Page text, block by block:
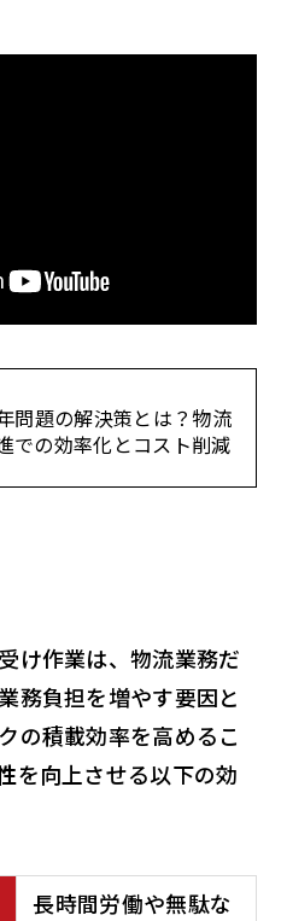
問題の解決策とは？物流
での効率化とコスト削減
け作業は、物流業務だ
務負担を増やす要因と
の積載効率を高めるこ
を向上させる以下の効
長時間労働や無駄な